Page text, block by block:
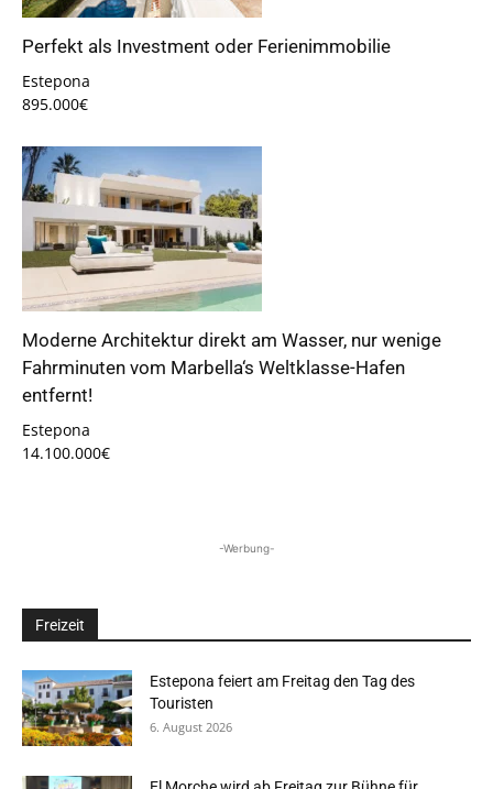
Perfekt als Investment oder Ferienimmobilie
Estepona
895.000€
Moderne Architektur direkt am Wasser, nur wenige
Fahrminuten vom Marbella‘s Weltklasse-Hafen
entfernt!
Estepona
14.100.000€
-Werbung-
Freizeit
Estepona feiert am Freitag den Tag des
Touristen
6. August 2026